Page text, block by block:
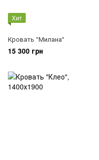
Хит
Кровать "Милана"
15 300 грн